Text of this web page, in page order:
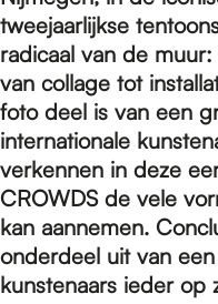
tweejaarlijkse
radicaal van de
van collage tot
foto deel is van een
internationale
verkennen in deze
CROWDS de vele
kan aannemen.
onderdeel uit van
kunstenaars ieder op